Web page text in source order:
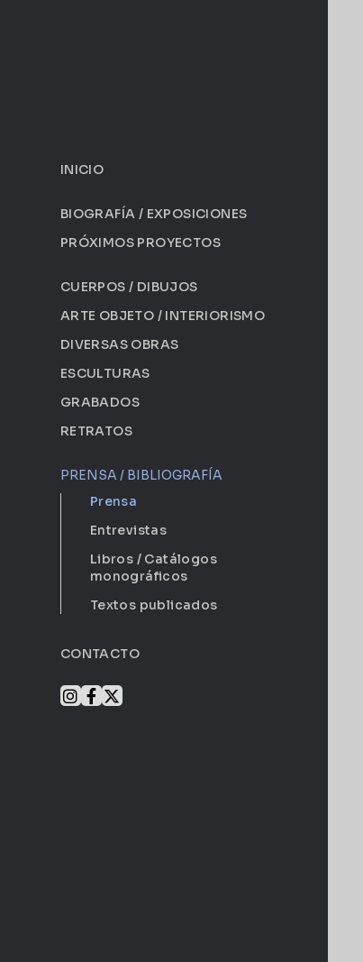
INICIO
BIOGRAFÍA / EXPOSICIONES
PRÓXIMOS PROYECTOS
CUERPOS / DIBUJOS
ARTE OBJETO / INTERIORISMO
DIVERSAS OBRAS
ESCULTURAS
GRABADOS
RETRATOS
PRENSA / BIBLIOGRAFÍA
Prensa
Entrevistas
Libros / Catálogos
monográficos
Textos publicados
CONTACTO